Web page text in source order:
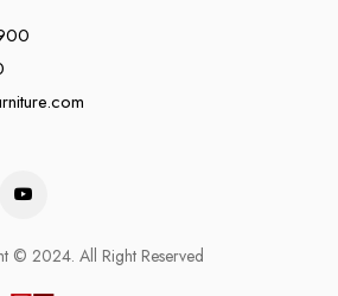
© 2024. All Right Reserved